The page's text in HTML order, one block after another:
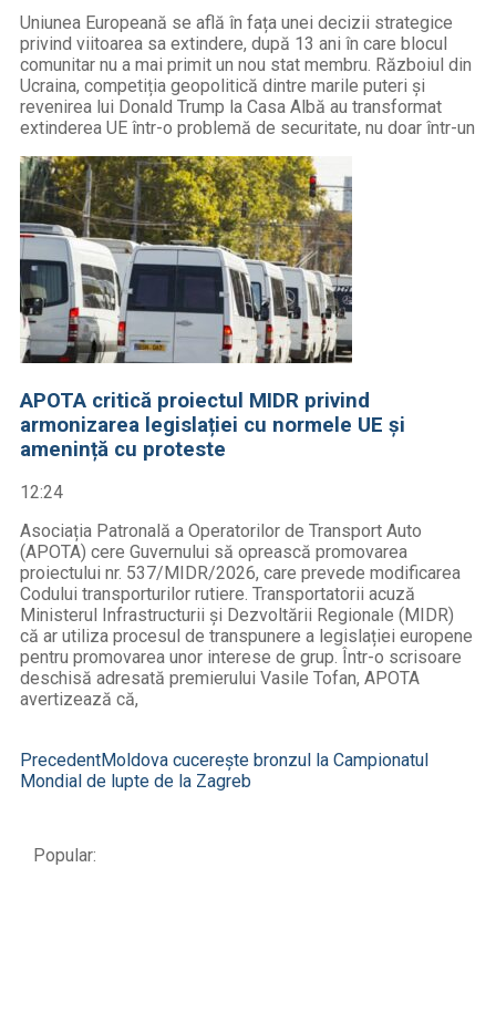
Uniunea Europeană se află în fața unei decizii strategice
privind viitoarea sa extindere, după 13 ani în care blocul
comunitar nu a mai primit un nou stat membru. Războiul din
Ucraina, competiția geopolitică dintre marile puteri și
revenirea lui Donald Trump la Casa Albă au transformat
extinderea UE într-o problemă de securitate, nu doar într-un
APOTA critică proiectul MIDR privind
armonizarea legislației cu normele UE și
amenință cu proteste
12:24
Asociația Patronală a Operatorilor de Transport Auto
(APOTA) cere Guvernului să oprească promovarea
proiectului nr. 537/MIDR/2026, care prevede modificarea
Codului transporturilor rutiere. Transportatorii acuză
Ministerul Infrastructurii și Dezvoltării Regionale (MIDR)
că ar utiliza procesul de transpunere a legislației europene
pentru promovarea unor interese de grup. Într-o scrisoare
deschisă adresată premierului Vasile Tofan, APOTA
avertizează că,
PrecedentMoldova cucerește bronzul la Campionatul
Mondial de lupte de la Zagreb
Popular: